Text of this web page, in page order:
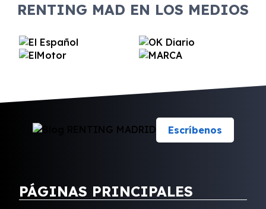
RENTING MAD EN LOS MEDIOS
Escríbenos
PÁGINAS PRINCIPALES